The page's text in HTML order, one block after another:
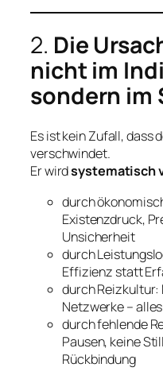
2. Die
nicht im
sondern im
Es ist kein Zufall, dass
verschwindet.
Er wirdsystematisch
durch
Existenzdruck,
Unsicherheit
durch
Effizienz statt
durch Reizkultur:
Netzwerke –
durch fehlende
Pausen, keine
Rückbindung